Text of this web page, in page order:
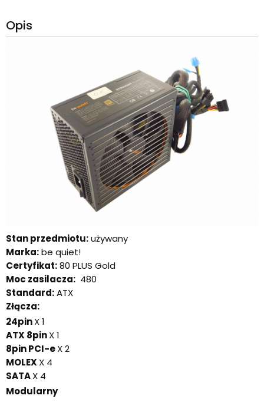
Opis
Stan przedmiotu:używany
Marka:be quiet!
Certyfikat:80 PLUS Gold
Moc zasilacza: 480
Standard:ATX
Złącza:
24pinX 1
ATX 8pinX 1
8pin PCI-eX 2
MOLEXX 4
SATAX 4
Modularny